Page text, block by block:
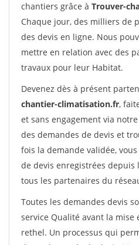
chantiers grâce à Trouver-
Chaque jour, des milliers de
des devis en ligne. Nous
mettre en relation avec des
travaux pour leur Habitat.
Devenez dès à présent
chantier-climatisation.fr,
et sans engagement via
des demandes de devis et
fois la demande validée,
de devis enregistrées depuis
tous les partenaires du
Toutes les demandes devis
service Qualité avant la mise
rethel. Un processus qui